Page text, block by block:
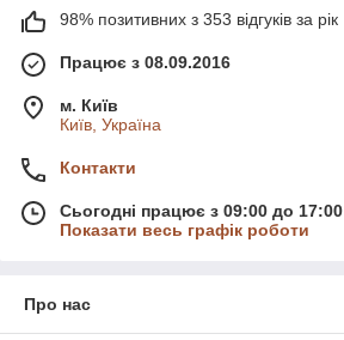
98% позитивних з 353 відгуків за рік
Працює з 08.09.2016
м. Київ
Київ, Україна
Контакти
Сьогодні працює з 09:00 до 17:00
Показати весь графік роботи
Про нас